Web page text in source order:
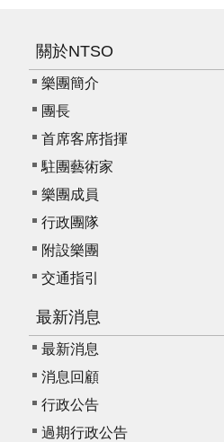
關於NTSO
樂團簡介
團長
首席客席指揮
駐團藝術家
樂團成員
行政團隊
附設樂團
交通指引
最新消息
最新消息
消息回顧
行政公告
過期行政公告